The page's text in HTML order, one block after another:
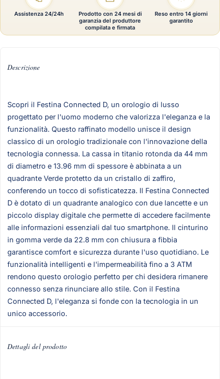
Descrizione
Scopri il Festina Connected D, un orologio di lusso
progettato per l'uomo moderno che valorizza l'eleganza e la
funzionalità. Questo raffinato modello unisce il design
classico di un orologio tradizionale con l'innovazione della
tecnologia connessa. La cassa in titanio rotonda da 44 mm
di diametro e 13.96 mm di spessore è abbinata a un
quadrante Verde protetto da un cristallo di zaffiro,
conferendo un tocco di sofisticatezza. Il Festina Connected
D è dotato di un quadrante analogico con due lancette e un
piccolo display digitale che permette di accedere facilmente
alle informazioni essenziali dal tuo smartphone. Il cinturino
in gomma verde da 22.8 mm con chiusura a fibbia
garantisce comfort e sicurezza durante l'uso quotidiano. Le
funzionalità intelligenti e l'impermeabilità fino a 3 ATM
rendono questo orologio perfetto per chi desidera rimanere
connesso senza rinunciare allo stile. Con il Festina
Connected D, l'eleganza si fonde con la tecnologia in un
unico accessorio.
Dettagli del prodotto
Assistenza 24/24h
Prodotto con 24 mesi di
garanzia del produttore
compilata e firmata
Reso entro 14 giorni
garantito